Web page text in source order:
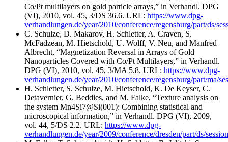
Co/Pt multilayers on gold particle arrays,” in Verhandl. DPG
(VI), 2010, vol. 45, 3/DS 36.6. URL: https://www.dpg-
verhandlungen.de/year/2010/conference/regensburg/part/ds/
C. Schulze, D. Makarov, H. Schletter, A. Craven, S.
McFadzean, M. Hietschold, U. Wolff, V. Neu, and Manfred
Albrecht, “Magnetization Reversal in Arrays of Gold
Nanoparticles Covered with Co/Pt Multilayers,” in Verhandl.
DPG (VI), 2010, vol. 45, 3/MA 5.8. URL: https://www.dpg-
verhandlungen.de/year/2010/conference/regensburg/part/ma/
H. Schletter, S. Schulze, M. Hietschold, K. De Keyser, C.
Detavernier, G. Beddies, and M. Falke, “Texture analysis on
the system Mn4Si7@Si(001): Combining statistical and
microscopical information,” in Verhandl. DPG (VI), 2009,
vol. 44, 5/DS 2.2. URL: https://www.dpg-
verhandlungen.de/year/2009/conference/dresden/part/ds/